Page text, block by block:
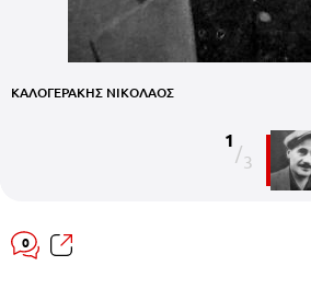
ΚΑΛΟΓΕΡΑΚΗΣ ΝΙΚΟΛΑΟΣ
1
/3
0